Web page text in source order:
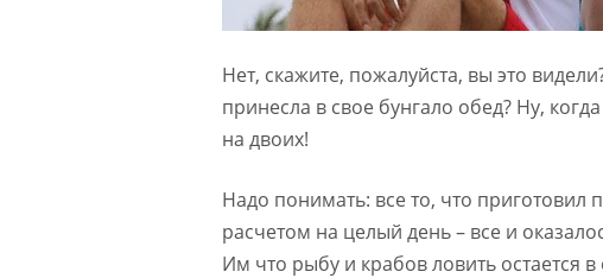
Нет, скажите, пожалуйста, вы это
принесла в свое бунгало обед? Ну,
на двоих!
Надо понимать: все то, что
расчетом на целый день – все и
Им что рыбу и крабов ловить остается